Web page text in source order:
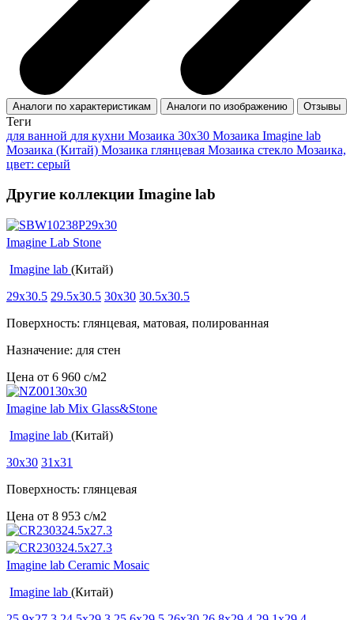
Аналоги по характеристикам Аналоги по изображению Отзывы
Теги
для ванной для кухни Мозаика 30x30 Мозаика Imagine lab
Мозаика (Китай) Мозаика глянцевая Мозаика стекло Мозаика,
цвет: серый
Другие коллекции Imagine lab
Imagine Lab Stone
Imagine lab (Китай)
29x30.5 29.5x30.5 30x30 30.5x30.5
Поверхность: глянцевая, матовая, полированная
Назначение: для стен
Цена от 6 960 c/м2
Imagine lab Mix Glass&Stone
Imagine lab (Китай)
30x30 31x31
Поверхность: глянцевая
Цена от 8 953 c/м2
Imagine lab Ceramic Mosaic
Imagine lab (Китай)